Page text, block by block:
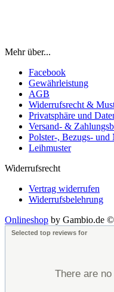
Mehr über...
Facebook
Gewährleistung
AGB
Widerrufsrecht &
Privatsphäre und
Versand- &
Polster-, Bezugs- und
Leihmuster
Widerrufsrecht
Vertrag widerrufen
Widerrufsbelehrung
Onlineshop by Gambio.de
Selected top reviews for
There are